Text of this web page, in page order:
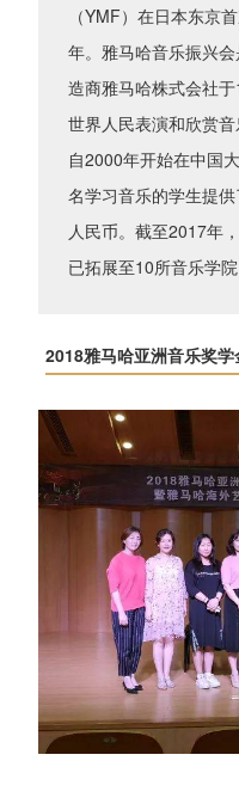
（YMF）在日本东京
年。雅马哈音乐振兴
造商雅马哈株式会社
世界人民表演和欣赏
自2000年开始在中国
名学习音乐的学生提
人民币。截至2017年
已拓展至10所音乐学
2018雅马哈亚洲音乐奖